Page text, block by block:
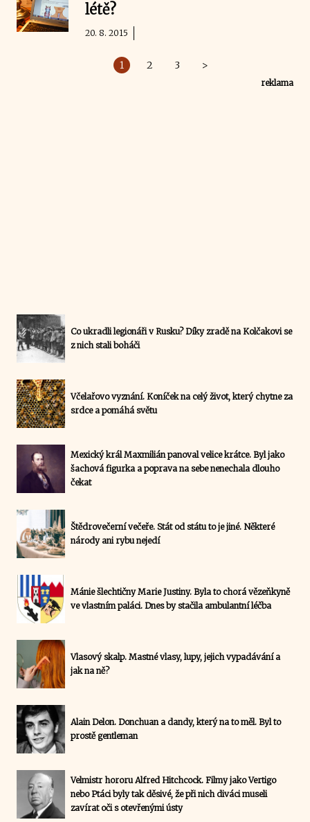
létě?
20. 8. 2015
1 2 3 >
reklama
Co ukradli legionáři v Rusku? Díky zradě na Kolčakovi se
z nich stali boháči
Včelařovo vyznání. Koníček na celý život, který chytne za
srdce a pomáhá světu
Mexický král Maxmilián panoval velice krátce. Byl jako
šachová figurka a poprava na sebe nenechala dlouho
čekat
Štědrovečerní večeře. Stát od státu to je jiné. Některé
národy ani rybu nejedí
Mánie šlechtičny Marie Justiny. Byla to chorá vězeňkyně
ve vlastním paláci. Dnes by stačila ambulantní léčba
Vlasový skalp. Mastné vlasy, lupy, jejich vypadávání a
jak na ně?
Alain Delon. Donchuan a dandy, který na to měl. Byl to
prostě gentleman
Velmistr hororu Alfred Hitchcock. Filmy jako Vertigo
nebo Ptáci byly tak děsivé, že při nich diváci museli
zavírat oči s otevřenými ústy